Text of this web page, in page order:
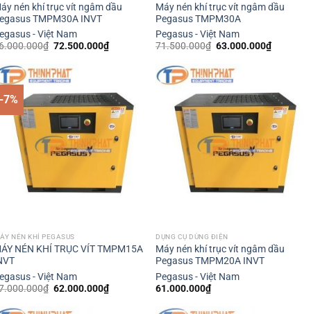
nén khí trục vít ngâm dầu
TMPM30A INVT
- Việt Nam
₫ Giá
76.000.000₫.
72.500.000₫Giá
hiện
72.500.000₫.
Máy nén khí trục vít ngâm dầu
Pegasus TMPM30A
Pegasus - Việt Nam
71.500.000₫ Giá
71.500.000₫.
63.000.000₫Giá
hiện
7%
NÉN KHÍ PEGASUS
NÉN KHÍ TRỤC VÍT TMPM15A
- Việt Nam
₫ Giá
62.000.000₫Giá
hiện
DỤNG CỤ DÙNG ĐIỆN
Máy nén khí trục vít ngâm dầu
Pegasus TMPM20A INVT
Pegasus - Việt Nam
61.000.000₫